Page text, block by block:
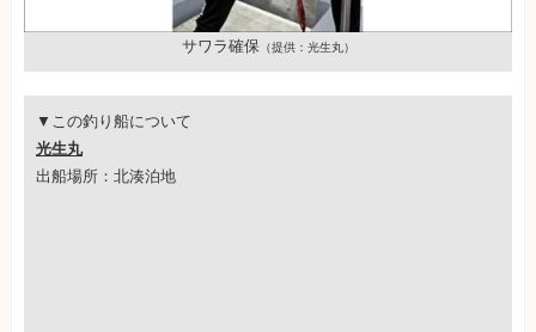
サワラ確保 （提供：光生丸）
▼この釣り船について
光生丸
出船場所：北湊泊地